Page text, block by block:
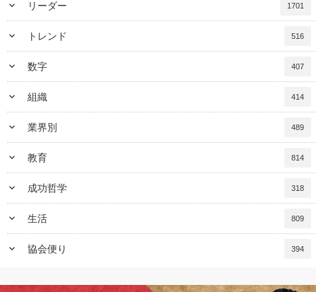
keyboard_arrow_down リーダー 1701
keyboard_arrow_down トレンド 516
keyboard_arrow_down 数字 407
keyboard_arrow_down 組織 414
keyboard_arrow_down 業界別 489
keyboard_arrow_down 教育 814
keyboard_arrow_down 成功哲学 318
keyboard_arrow_down 生活 809
keyboard_arrow_down 協会便り 394